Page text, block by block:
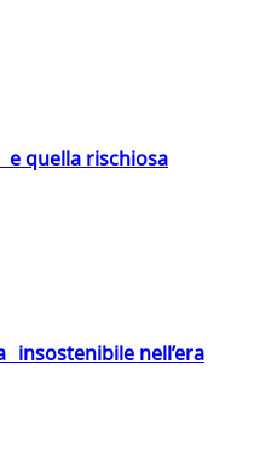
quella rischiosa
insostenibile nell’era